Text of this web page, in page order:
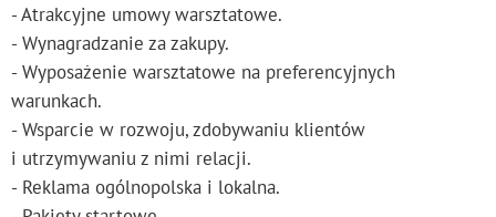
- Atrakcyjne umowy warsztatowe.
- Wynagradzanie za zakupy.
- Wyposażenie warsztatowe na preferencyjnych
warunkach.
- Wsparcie w rozwoju, zdobywaniu klientów
i utrzymywaniu z nimi relacji.
- Reklama ogólnopolska i lokalna.